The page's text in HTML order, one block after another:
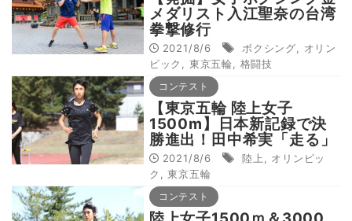
メダリスト入江聖奈の台湾
拳撃修行
2021/8/6 ボクシング
オリン
ピック
東京五輪 格闘技
コンテスト
【東京五輪 陸上女子
1500m】日本新記録で決
勝進出！田中希実「走る」
ことのルーツとは？
2021/8/6 陸上
オリンピッ
ク
,東京五輪
コンテスト